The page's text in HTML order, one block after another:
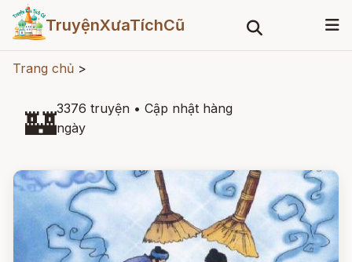
TruyệnXưaTíchCũ
Trang chủ >
🏰3376 truyện • Cập nhật hàng
ngày